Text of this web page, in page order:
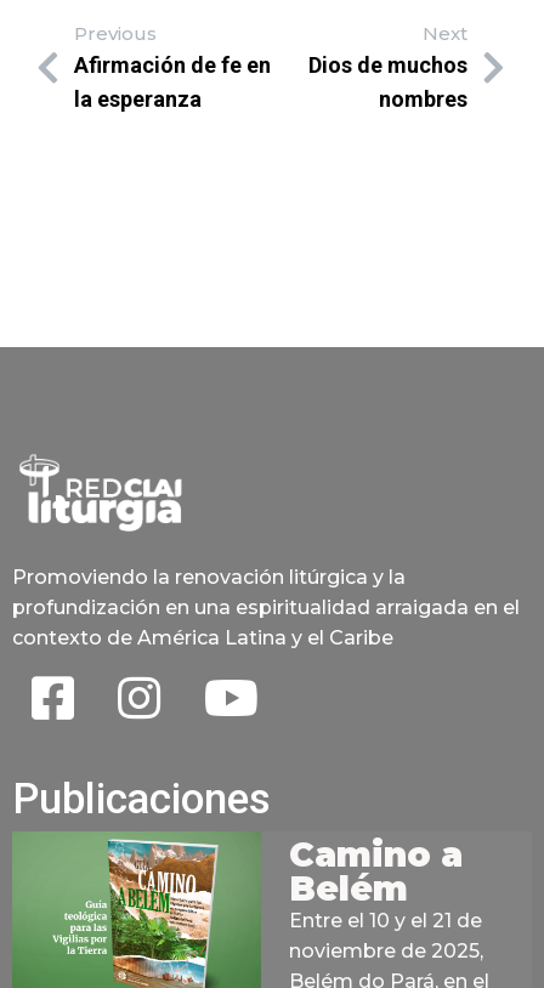
Previous
Afirmación de fe en
la esperanza
Next
Dios de muchos
nombres
Promoviendo la renovación litúrgica y la
profundización en una espiritualidad arraigada en el
contexto de América Latina y el Caribe
Publicaciones
Camino a
Belém
Entre el 10 y el 21 de
noviembre de 2025,
Belém do Pará, en el